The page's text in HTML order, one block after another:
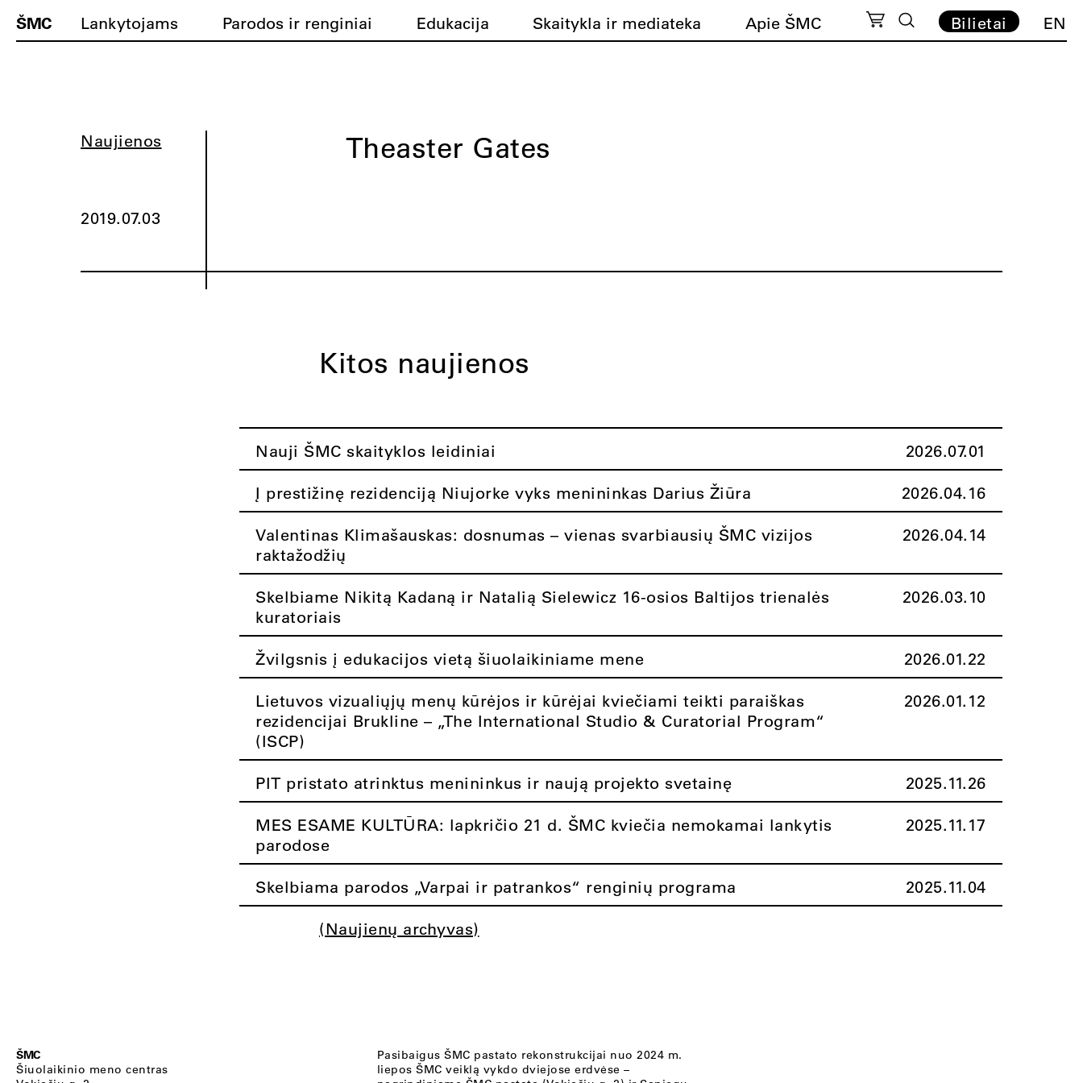
ŠMC Lankytojams Parodos ir renginiai Edukacija Skaitykla ir mediateka Apie ŠMC Bilietai EN
Naujienos
2019.07.03
Theaster Gates
Kitos naujienos
Nauji ŠMC skaityklos leidiniai 2026.07.01
Į prestižinę rezidenciją Niujorke vyks menininkas Darius Žiūra 2026.04.16
Valentinas Klimašauskas: dosnumas – vienas svarbiausių ŠMC vizijos
raktažodžių
2026.04.14
Skelbiame Nikitą Kadaną ir Natalią Sielewicz 16-osios Baltijos trienalės
kuratoriais
2026.03.10
Žvilgsnis į edukacijos vietą šiuolaikiniame mene 2026.01.22
Lietuvos vizualiųjų menų kūrėjos ir kūrėjai kviečiami teikti paraiškas
rezidencijai Brukline – „The International Studio & Curatorial Program“
(ISCP)
2026.01.12
PIT pristato atrinktus menininkus ir naują projekto svetainę 2025.11.26
MES ESAME KULTŪRA: lapkričio 21 d. ŠMC kviečia nemokamai lankytis
parodose
2025.11.17
Skelbiama parodos „Varpai ir patrankos“ renginių programa 2025.11.04
(Naujienų archyvas)
ŠMC
Šiuolaikinio meno centras
Pasibaigus ŠMC pastato rekonstrukcijai nuo 2024 m.
liepos ŠMC veiklą vykdo dviejose erdvėse –